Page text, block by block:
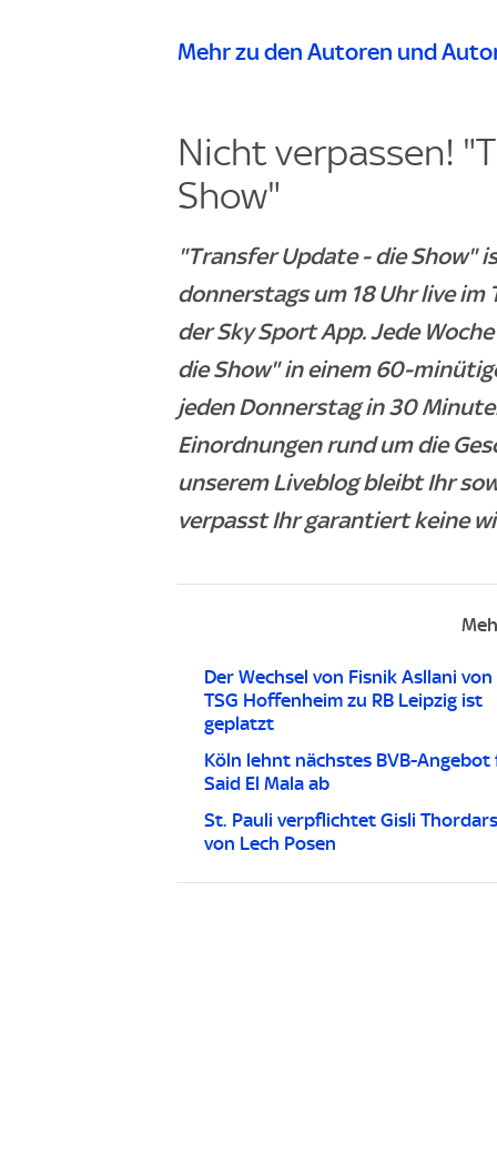
Mehr zu den Autoren und
Nicht verpassen!
Show"
"Transfer Update - die Show"
donnerstags um 18 Uhr live im
der Sky Sport App. Jede
die Show" in einem 60-
jeden Donnerstag in 30
Einordnungen rund um die
unserem Liveblog bleibt Ihr
verpasst Ihr garantiert keine
Der Wechsel von Fisnik Asllani
TSG Hoffenheim zu RB Leipzig ist
geplatzt
Köln lehnt nächstes BVB-Angebot
Said El Mala ab
St. Pauli verpflichtet Gisli
von Lech Posen